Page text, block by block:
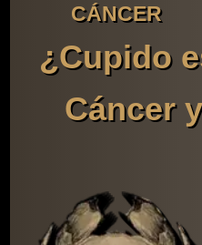
CÁNCER
¿Cupido
Cáncer